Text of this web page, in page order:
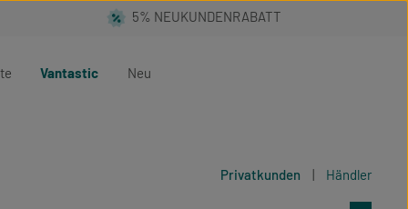
Vantastic Neu
Privatkunden | Händler